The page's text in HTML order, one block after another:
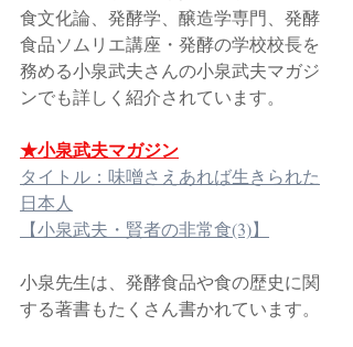
食文化論、発酵学、醸造学専門、発酵
食品ソムリエ講座・発酵の学校校長を
務める小泉武夫さんの小泉武夫マガジ
ンでも詳しく紹介されています。
★小泉武夫マガジン
タイトル：味噌さえあれば生きられた
日本人
【小泉武夫・賢者の非常食(3)】
小泉先生は、発酵食品や食の歴史に関
する著書もたくさん書かれています。